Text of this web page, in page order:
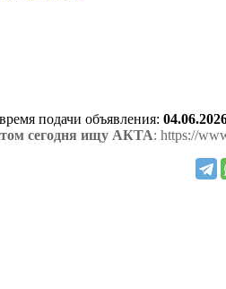
подачи объявления:
сегодня ищу АКТА: https://